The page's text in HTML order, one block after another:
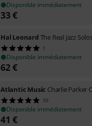
Disponible immédiatement
33€
Hal Leonard The Real Jazz
1
Disponible immédiatement
62€
Atlantic Music Charlie Parker
10
Disponible immédiatement
41 €